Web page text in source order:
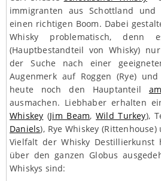
immigranten aus Schottland
einen richtigen Boom. Dabei
Whisky problematisch,
(Hauptbestandteil von Whisky)
der Suche nach einer
Augenmerk auf Roggen (Rye)
heute noch den Hauptanteil
ausmachen. Liebhaber erhalten
Whiskey (Jim Beam, Wild Turkey),
Daniels), Rye Whiskey
Vielfalt der Whisky
über den ganzen Globus
Whiskys sind: